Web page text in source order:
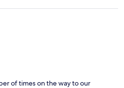
of times on the way to our